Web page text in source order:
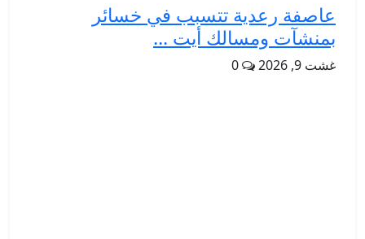
عاصفة رعدية تتسبب في خسائر
بمنشآت ومسالك أيت ...
غشت 9, 2026 0